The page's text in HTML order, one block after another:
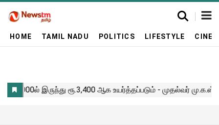
HOME TAMIL NADU POLITICS LIFESTYLE